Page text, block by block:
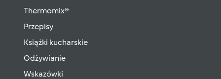
Thermomix®
Przepisy
Książki kucharskie
Odżywianie
Wskazówki